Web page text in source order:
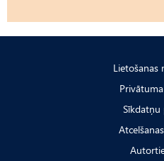
Lietošanas
Sīkdatņu